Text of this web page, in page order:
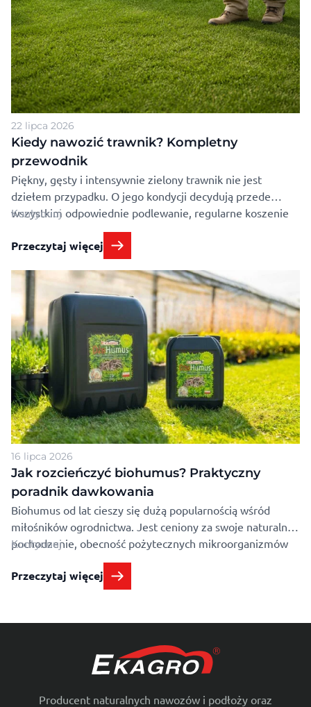
22 lipca 2026
Kiedy nawozić trawnik? Kompletny
przewodnik
Piękny, gęsty i intensywnie zielony trawnik nie jest
dziełem przypadku. O jego kondycji decydują przede
wszystkim odpowiednie podlewanie, regularne koszenie
oraz właściwe nawożenie. Wiele osób zastanawia się
jednak, kiedy nawozić trawnik, aby nawozy rzeczywiście
przyniosły oczekiwane efekty. Zbyt wczesne lub zbyt
późne dostarczenie składników pokarmowych może nie
tylko ograniczyć wzrost trawy, ale również osłabić jej …
Kontynuuj
Przeczytaj więcej
16 lipca 2026
Jak rozcieńczyć biohumus? Praktyczny
poradnik dawkowania
Biohumus od lat cieszy się dużą popularnością wśród
miłośników ogrodnictwa. Jest ceniony za swoje naturalne
pochodzenie, obecność pożytecznych mikroorganizmów
oraz łagodne działanie, dzięki czemu może być stosowany
zarówno w uprawie roślin doniczkowych, jak i warzyw,
drzew, krzewów, kwiatów czy trawników. Mimo to wiele
wykorzystać jego pełny potencjał. W …
Kontynuuj
Przeczytaj więcej
Producent naturalnych nawozów i podłoży oraz